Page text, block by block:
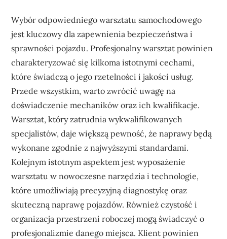
Wybór odpowiedniego warsztatu samochodowego
jest kluczowy dla zapewnienia bezpieczeństwa i
sprawności pojazdu. Profesjonalny warsztat powinien
charakteryzować się kilkoma istotnymi cechami,
które świadczą o jego rzetelności i jakości usług.
Przede wszystkim, warto zwrócić uwagę na
doświadczenie mechaników oraz ich kwalifikacje.
Warsztat, który zatrudnia wykwalifikowanych
specjalistów, daje większą pewność, że naprawy będą
wykonane zgodnie z najwyższymi standardami.
Kolejnym istotnym aspektem jest wyposażenie
warsztatu w nowoczesne narzędzia i technologie,
które umożliwiają precyzyjną diagnostykę oraz
skuteczną naprawę pojazdów. Również czystość i
organizacja przestrzeni roboczej mogą świadczyć o
profesjonalizmie danego miejsca. Klient powinien